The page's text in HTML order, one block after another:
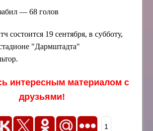
— 68 голов
состоится 19 сентября, в субботу,
"Дармштадта"
интересным материалом с
друзьями!
1